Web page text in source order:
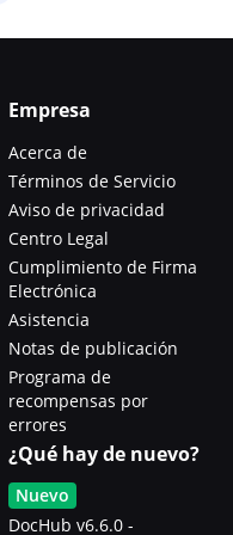
Empresa
Acerca de
Términos de Servicio
Aviso de privacidad
Centro Legal
Cumplimiento de Firma
Electrónica
Asistencia
Notas de publicación
Programa de
recompensas por
errores
¿Qué hay de nuevo?
Nuevo
DocHub v6.6.0 -